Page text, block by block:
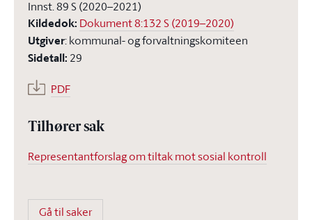
Innst. 89 S (2020–2021)
Kildedok: Dokument 8:132 S (2019–2020)
Utgiver:kommunal- og forvaltningskomiteen
Sidetall: 29
PDF
Tilhører sak
Representantforslag om tiltak mot sosial kontroll
Gå til saker